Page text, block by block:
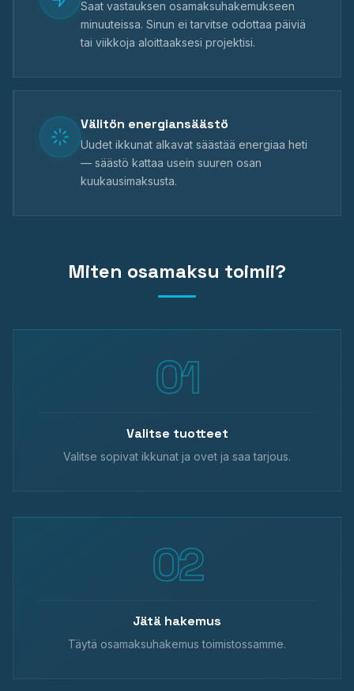
Saat vastauksen osamaksuhakemukseen
minuuteissa. Sinun ei tarvitse odottaa päiviä
tai viikkoja aloittaaksesi projektisi.
Välitön energiansäästö
Uudet ikkunat alkavat säästää energiaa heti
— säästö kattaa usein suuren osan
kuukausimaksusta.
Miten osamaksu toimii?
Valitse tuotteet
Valitse sopivat ikkunat ja ovet ja saa tarjous.
Jätä hakemus
Täytä osamaksuhakemus toimistossamme.